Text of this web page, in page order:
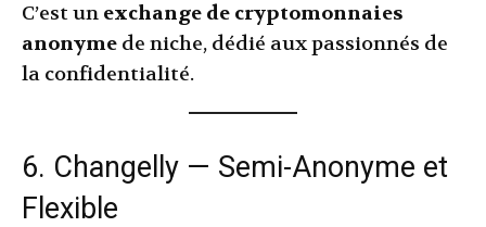
C’est un exchange de cryptomonnaies
anonyme de niche, dédié aux passionnés de
la confidentialité.
6. Changelly — Semi-Anonyme et
Flexible